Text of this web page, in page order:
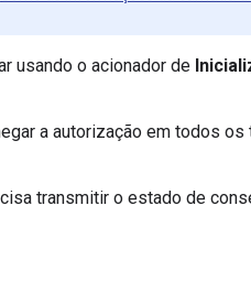
usando o acionador de
a autorização em todos
transmitir o estado de